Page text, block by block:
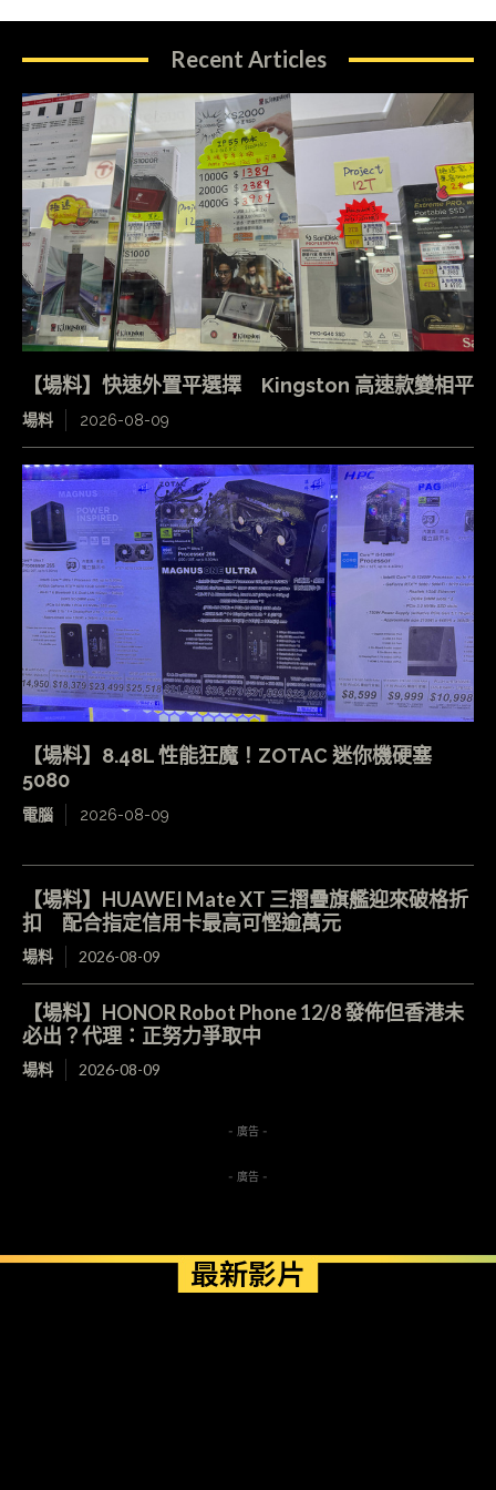
Recent Articles
【場料】快速外置平選擇 Kingston 高速款變相平
場料 2026-08-09
【場料】8.48L 性能狂魔！ZOTAC 迷你機硬塞
5080
電腦 2026-08-09
【場料】HUAWEI Mate XT 三摺疊旗艦迎來破格折
扣 配合指定信用卡最高可慳逾萬元
場料 2026-08-09
【場料】HONOR Robot Phone 12/8 發佈但香港未
必出？代理：正努力爭取中
場料 2026-08-09
- 廣告 -
- 廣告 -
最新影片